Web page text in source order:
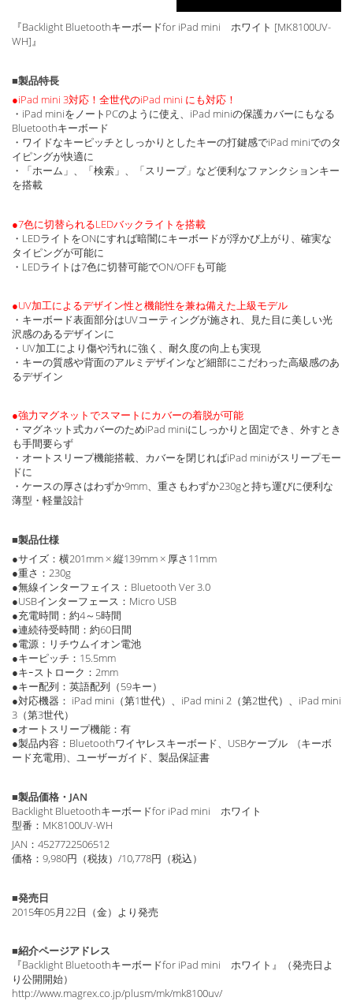
『Backlight Bluetoothキーボードfor iPad mini ホワイト [MK8100UV-
WH]』
■製品特長
●iPad mini 3対応！全世代のiPad mini にも対応！
・iPad miniをノートPCのように使え、iPad miniの保護カバーにもなる
Bluetoothキーボード
・ワイドなキーピッチとしっかりとしたキーの打鍵感でiPad miniでのタ
イピングが快適に
・「ホーム」、「検索」、「スリープ」など便利なファンクションキー
を搭載
●7色に切替られるLEDバックライトを搭載
・LEDライトをONにすれば暗闇にキーボードが浮かび上がり、確実な
タイピングが可能に
・LEDライトは7色に切替可能でON/OFFも可能
●UV加工によるデザイン性と機能性を兼ね備えた上級モデル
・キーボード表面部分はUVコーティングが施され、見た目に美しい光
沢感のあるデザインに
・UV加工により傷や汚れに強く、耐久度の向上も実現
・キーの質感や背面のアルミデザインなど細部にこだわった高級感のあ
るデザイン
●強力マグネットでスマートにカバーの着脱が可能
・マグネット式カバーのためiPad miniにしっかりと固定でき、外すとき
も手間要らず
・オートスリープ機能搭載、カバーを閉じればiPad miniがスリープモー
ドに
・ケースの厚さはわずか9mm、重さもわずか230gと持ち運びに便利な
薄型・軽量設計
■製品仕様
●サイズ：横201mm × 縦139mm × 厚さ11mm
●重さ：230g
●無線インターフェイス：Bluetooth Ver 3.0
●USBインターフェース：Micro USB
●充電時間：約4～5時間
●連続待受時間：約60日間
●電源：リチウムイオン電池
●キーピッチ：15.5mm
●キｰストローク：2mm
●キー配列：英語配列（59キー）
●対応機器： iPad mini（第1世代）、iPad mini 2（第2世代）、iPad mini
3（第3世代）
●オートスリープ機能：有
●製品内容：Bluetoothワイヤレスキーボード、USBケーブル (キーボ
ード充電用)、ユーザーガイド、製品保証書
■製品価格・JAN
Backlight Bluetoothキーボードfor iPad mini ホワイト
型番：MK8100UV-WH
JAN：4527722506512
価格：9,980円（税抜）/10,778円（税込）
■発売日
2015年05月22日（金）より発売
■紹介ページアドレス
『Backlight Bluetoothキーボードfor iPad mini ホワイト』（発売日よ
り公開開始）
http://www.magrex.co.jp/plusm/mk/mk8100uv/